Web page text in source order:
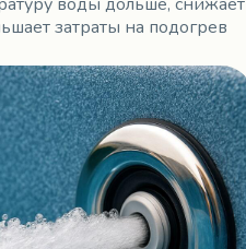
затраты на подогрев